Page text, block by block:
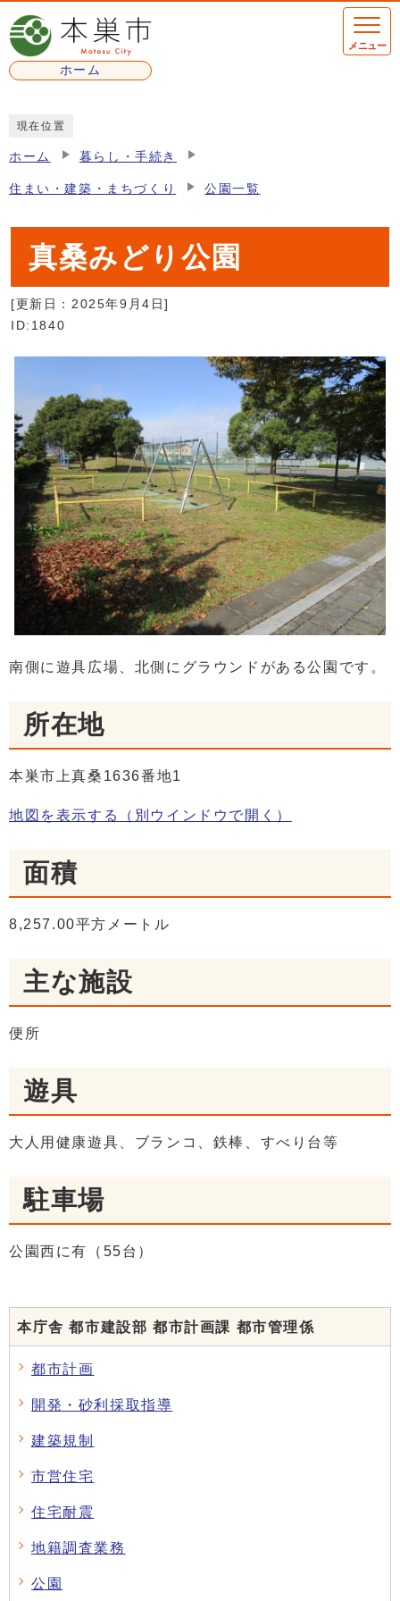
ページの先頭です
ホーム
メニュー
現在位置
ホーム 暮らし・手続き
住まい・建築・まちづくり 公園一覧
真桑みどり公園
[更新日： 2025年9月4日]
ID:1840
南側に遊具広場、北側にグラウンドがある公園です。
所在地
本巣市上真桑1636番地1
地図を表示する （別ウインドウで開く）
面積
8,257.00平方メートル
主な施設
便所
遊具
大人用健康遊具、ブランコ、鉄棒、すべり台等
駐車場
公園西に有（55台）
本庁舎 都市建設部 都市計画課 都市管理係
都市計画
開発・砂利採取指導
建築規制
市営住宅
住宅耐震
地籍調査業務
公園